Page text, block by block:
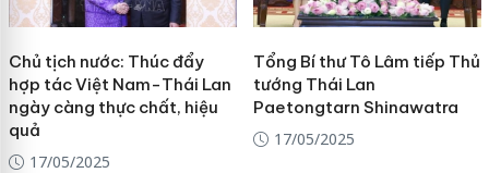
Chủ tịch nước: Thúc đẩy
hợp tác Việt Nam-Thái Lan
ngày càng thực chất, hiệu
quả
17/05/2025
Tổng Bí thư Tô Lâm tiếp Thủ
tướng Thái Lan
Paetongtarn Shinawatra
17/05/2025